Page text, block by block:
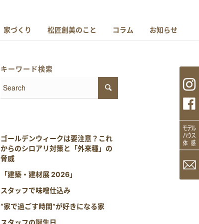
家づくり 松匠創美のこと コラム お知らせ
キーワード検索
ゴールデンウィークは要注意？これ
からのシロアリ対策と「外来種」の
脅威
「建築・建材展 2026」
スタッフで味噌仕込み
“家で過ごす時間”が好きになる家
スタッフの誕生日